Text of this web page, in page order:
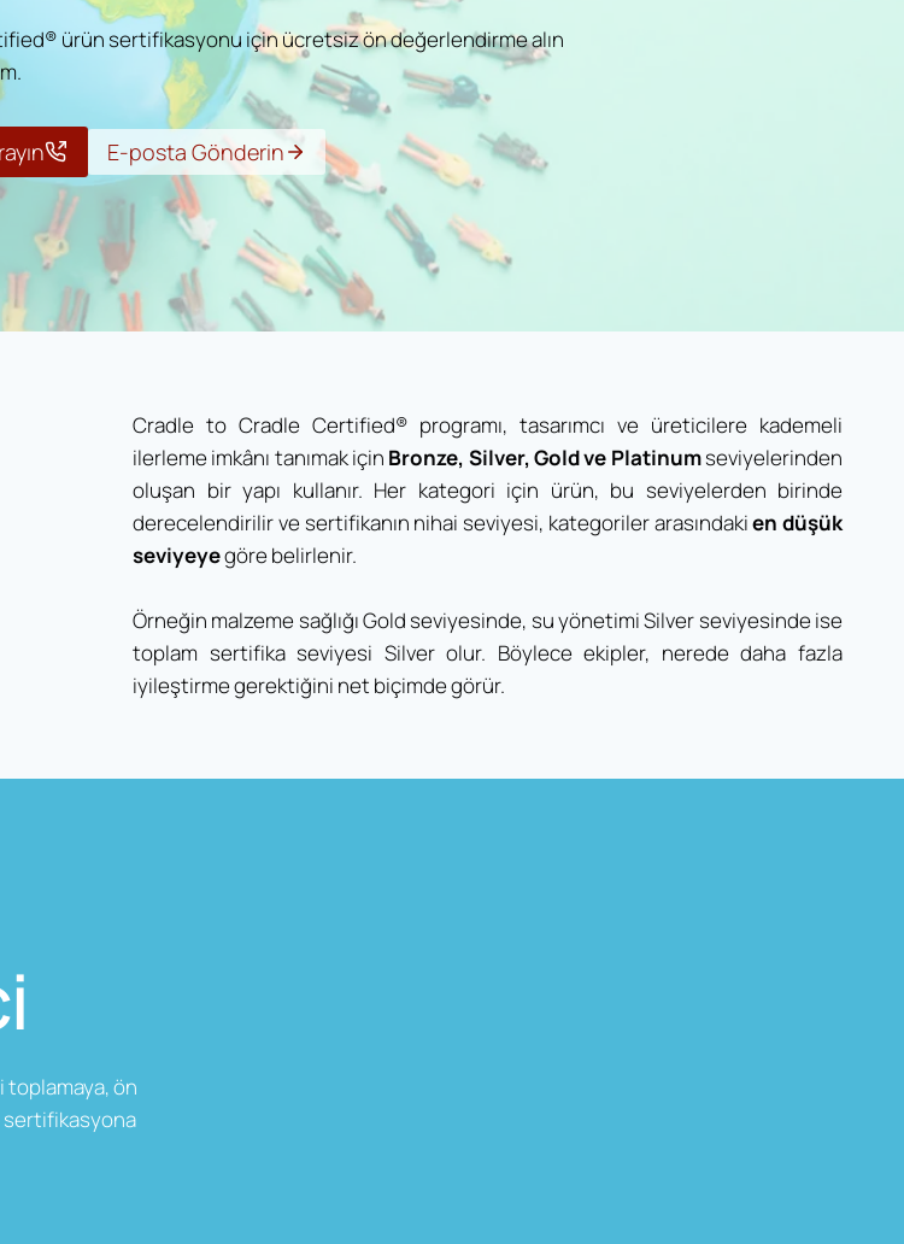
ürün sertifikasyonu için ücretsiz ön değerlendirme alın
E-posta Gönderin
Cradle to Cradle Certified® programı, tasarımcı ve üreticilere kademeli
ilerleme imkânı tanımak için Bronze, Silver, Gold ve Platinumseviyelerinden
oluşan bir yapı kullanır. Her kategori için ürün, bu seviyelerden birinde
derecelendirilir ve sertifikanın nihai seviyesi, kategoriler arasındakien düşük
seviyeyegöre belirlenir.
Örneğin malzeme sağlığı Gold seviyesinde, su yönetimi Silver seviyesinde ise
toplam sertifika seviyesi Silver olur. Böylece ekipler, nerede daha fazla
iyileştirme gerektiğini net biçimde görür.
toplamaya, ön
sertifikasyona